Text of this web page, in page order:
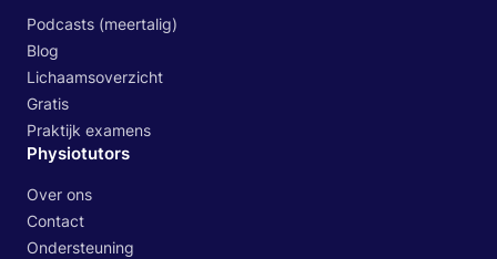
Podcasts (meertalig)
Blog
Lichaamsoverzicht
Gratis
Praktijk examens
Physiotutors
Over ons
Contact
Ondersteuning